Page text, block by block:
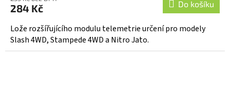
284 Kč Do košíku
Lože rozšířujícího modulu telemetrie určení pro modely
Slash 4WD, Stampede 4WD a Nitro Jato.